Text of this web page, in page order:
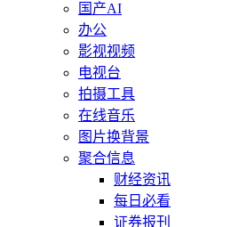
国产AI
办公
影视视频
电视台
拍摄工具
在线音乐
图片换背景
聚合信息
财经资讯
每日必看
证券报刊